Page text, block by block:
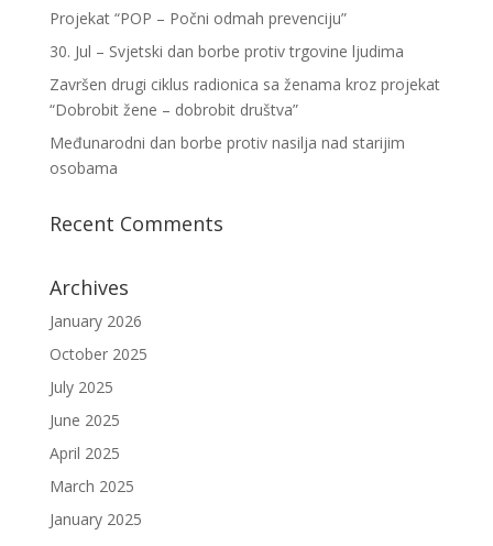
Projekat “POP – Počni odmah prevenciju”
30. Jul – Svjetski dan borbe protiv trgovine ljudima
Završen drugi ciklus radionica sa ženama kroz projekat
“Dobrobit žene – dobrobit društva”
Međunarodni dan borbe protiv nasilja nad starijim
osobama
Recent Comments
Archives
January 2026
October 2025
July 2025
June 2025
April 2025
March 2025
January 2025